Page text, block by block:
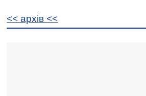
<< архiв <<